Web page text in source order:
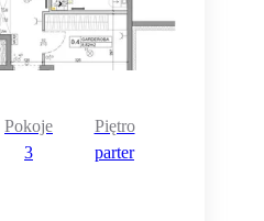
Pokoje
3
Piętro
parter